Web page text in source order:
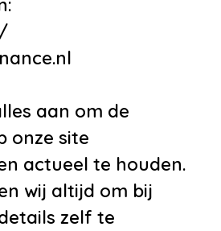
aan om de
onze site
actueel te houden.
wij altijd om bij
zelf te